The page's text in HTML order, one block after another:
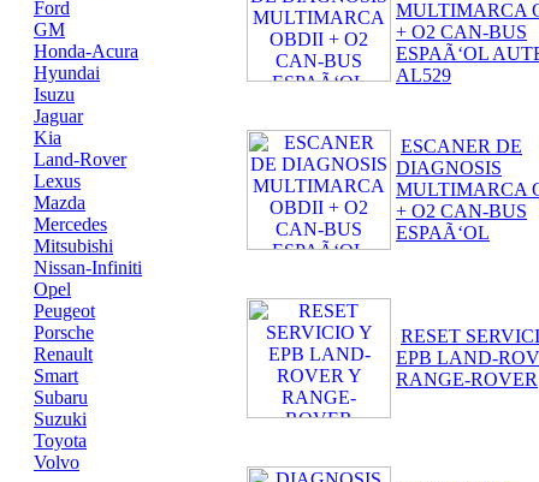
Ford
GM
Honda-Acura
Hyundai
Isuzu
Jaguar
Kia
Land-Rover
Lexus
Mazda
Mercedes
Mitsubishi
Nissan-Infiniti
Opel
Peugeot
Porsche
Renault
Smart
Subaru
Suzuki
Toyota
Volvo
MULTIMARCA
+ O2 CAN-BUS
ESPAÃ‘OL
AL529
ESCANER DE
DIAGNOSIS
MULTIMARCA
+ O2 CAN-BUS
ESPAÃ‘OL
RESET
EPB LAND-
RANGE-ROVER